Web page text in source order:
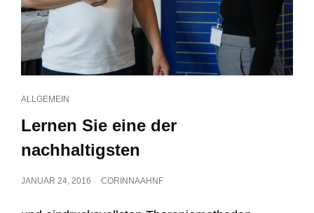
CAT
ALLGEMEIN
Lernen Sie eine der
nachhaltigsten
POSTED
JANUAR 24, 2016 CORINNAAHNF